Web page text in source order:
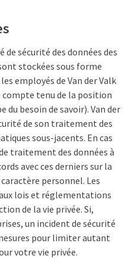
de sécurité des données des
stockées sous forme
employés de Van der Valk
compte tenu de la position
du besoin de savoir). Van der
de son traitement des
sous-jacents. En cas
traitement des données à
avec ces derniers sur la
personnel. Les
lois et réglementations
de la vie privée. Si,
un incident de sécurité
pour limiter autant
votre vie privée.